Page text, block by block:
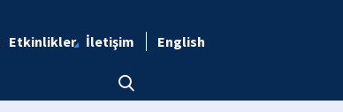
Etkinlikler İletişim English